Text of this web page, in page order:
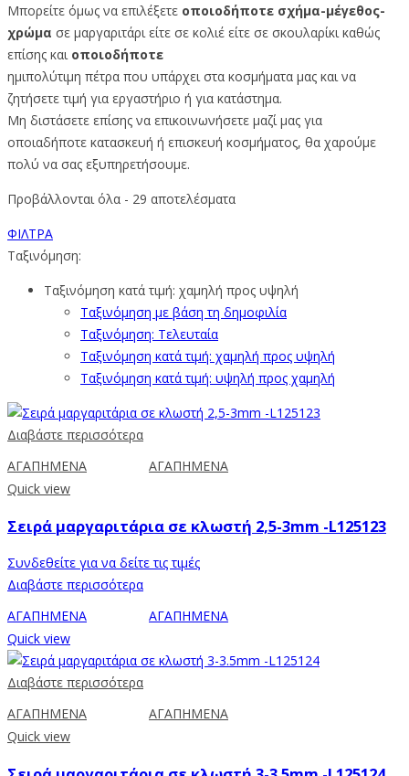
Μπορείτε όμως να επιλέξετε οποιοδήποτε σχήμα-μέγεθος-
χρώμα σε μαργαριτάρι είτε σε κολιέ είτε σε σκουλαρίκι καθώς
επίσης και οποιοδήποτε
ημιπολύτιμη πέτρα που υπάρχει στα κοσμήματα μας και να
ζητήσετε τιμή για εργαστήριο ή για κατάστημα.
Μη διστάσετε επίσης να επικοινωνήσετε μαζί μας για
οποιαδήποτε κατασκευή ή επισκευή κοσμήματος, θα χαρούμε
πολύ να σας εξυπηρετήσουμε.
Προβάλλονται όλα - 29 αποτελέσματαSorted
to
high
ΦΙΛΤΡΑ
Ταξινόμηση:
Ταξινόμηση κατά τιμή: χαμηλή προς υψηλή
Ταξινόμηση με βάση τη δημοφιλία
Ταξινόμηση: Τελευταία
Ταξινόμηση κατά τιμή: χαμηλή προς υψηλή
Ταξινόμηση κατά τιμή: υψηλή προς χαμηλή
Διαβάστε περισσότερα
ΑΓΑΠΗΜΕΝΑ
ΑΓΑΠΗΜΕΝΑ
Quick view
Σειρά μαργαριτάρια σε κλωστή 2,5-3mm -L125123
Συνδεθείτε για να δείτε τις τιμές
Διαβάστε περισσότερα
ΑΓΑΠΗΜΕΝΑ
ΑΓΑΠΗΜΕΝΑ
Quick view
Διαβάστε περισσότερα
ΑΓΑΠΗΜΕΝΑ
ΑΓΑΠΗΜΕΝΑ
Quick view